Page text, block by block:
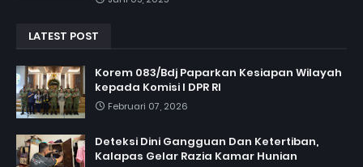
LATEST POST
Korem 083/Bdj Paparkan Kesiapan Wilayah
kepada Komisi I DPR RI
Februari 07, 2026
Deteksi Dini Gangguan Dan Ketertiban,
Kalapas Gelar Razia Kamar Hunian